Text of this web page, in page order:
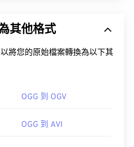
其他格式
將您的原始檔案轉換為以下其
OGG 到 OGV
OGG 到 AVI